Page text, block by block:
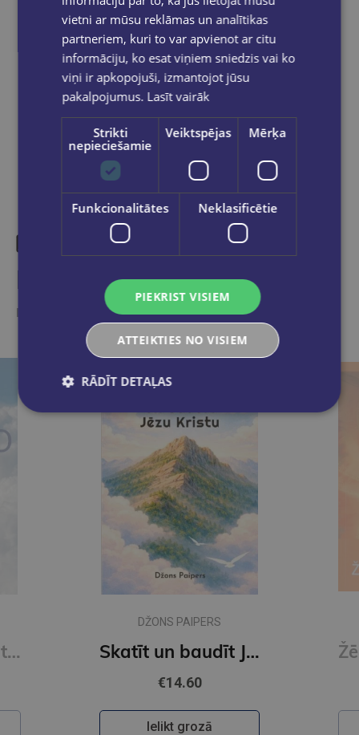
pasūtījums būs gatavs saņemšanai, saņemsi
e-pastu un/ vai SMS.
Dalies sociālajos tīklos:
Līdzīgas preces
Ieskaties, varbūt noder
Skatīt un baudīt Jēzu Kristu
BENUĀ GEDĀ
Žēlsirdības atmoda
€11.50
Ielikt grozā
vietni ar mūsu reklāmas un analītikas
partneriem, kuri to var apvienot ar citu
informāciju, ko esat viņiem sniedzis vai ko
viņi ir apkopojuši, izmantojot jūsu
pakalpojumus. Lasīt vairāk
Strikti
nepieciešamie
Veiktspējas Mērķa
Funkcionalitātes Neklasificētie
PIEKRIST VISIEM
ATTEIKTIES NO VISIEM
RĀDĪT DETAĻAS